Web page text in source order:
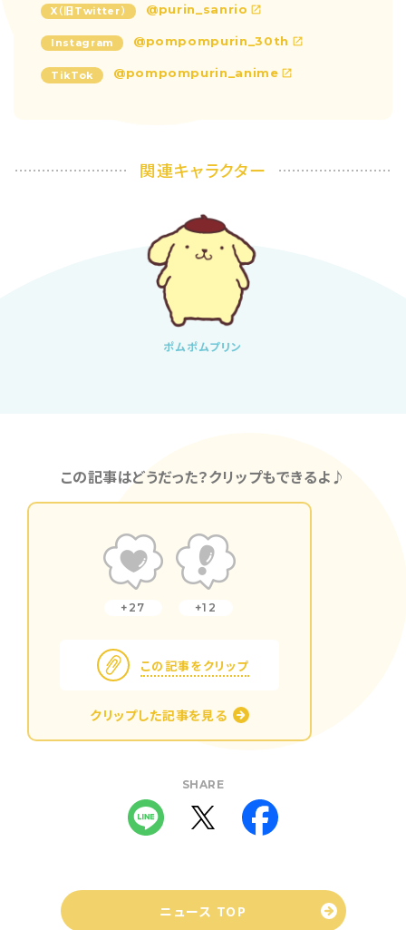
X（旧Twitter） @purin_sanrio
Instagram @pompompurin_30th
TikTok @pompompurin_anime
関連キャラクター
ポムポムプリン
この記事はどうだった？クリップもできるよ♪
27 12
この記事をクリップ
クリップした記事を見る
SHARE
ニュース TOP